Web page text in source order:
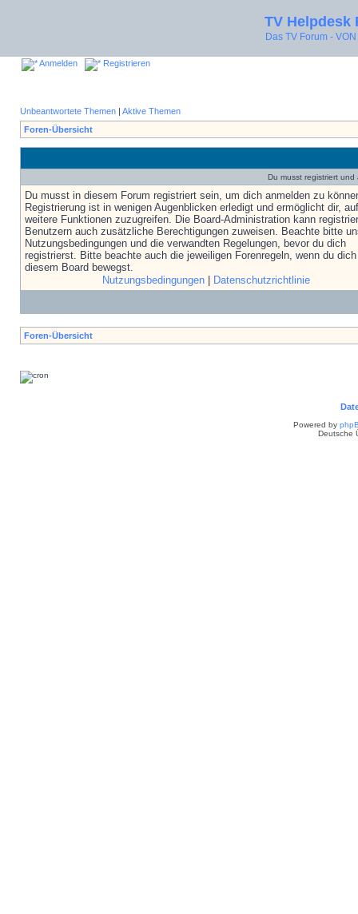
TV Helpdesk
Das TV Forum -
Anmelden Registrieren
Unbeantwortete Themen | Aktive Themen
Foren-Übersicht
Du musst registriert
Du musst in diesem Forum registriert sein, um dich anmelden zu
Registrierung ist in wenigen Augenblicken erledigt und ermöglicht dir, auf
weitere Funktionen zuzugreifen. Die Board-Administration kann
Benutzern auch zusätzliche Berechtigungen zuweisen. Beachte bitte
Nutzungsbedingungen und die verwandten Regelungen, bevor du dich
registrierst. Bitte beachte auch die jeweiligen Forenregeln, wenn du
diesem Board bewegst.
Nutzungsbedingungen| Datenschutzrichtlinie
Foren-Übersicht
Powered by
Deutsche